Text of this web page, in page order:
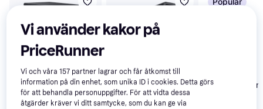
Fractal Design
Vi använder kakor på
PriceRunner
Vi och våra157 partner lagrar och får åtkomst till
information på din enhet, som unika ID i cookies. Detta görs
för att behandla personuppgifter. För att vidta dessa
åtgärder kräver vi ditt samtycke, som du kan ge via